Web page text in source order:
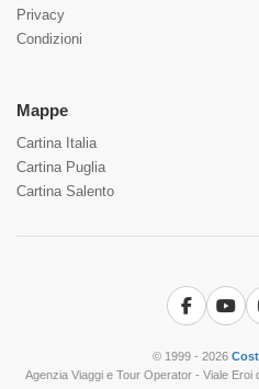
Privacy
Condizioni
Mappe
Cartina Italia
Cartina Puglia
Cartina Salento
© 1999 - 2026
Agenzia Viaggi e Tour Operator - Viale